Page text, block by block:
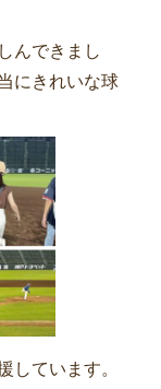
んできまし
にきれいな球
しています。